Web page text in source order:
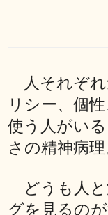
人それぞれ
リシー、個
使う人がい
さの精神病理
どうも人と
グを見るの